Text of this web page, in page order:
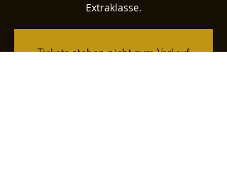
Extraklasse.
Tickets stehen nicht zum Verkauf